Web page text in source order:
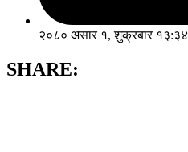
२०८० असार १, शुक्रबार १३:३४
SHARE: